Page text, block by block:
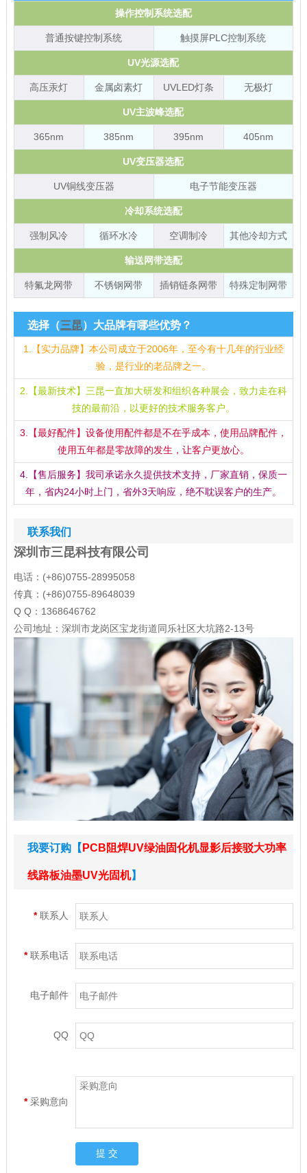
操作控制系统选配
普通按键控制系统 触摸屏PLC控制系统
UV光源选配
高压汞灯 金属卤素灯 UVLED灯条 无极灯
UV主波峰选配
365nm 385nm 395nm 405nm
UV变压器选配
UV铜线变压器 电子节能变压器
冷却系统选配
强制风冷 循环水冷 空调制冷 其他冷却方式
输送网带选配
特氟龙网带 不锈钢网带 插销链条网带 特殊定制网带
选择（三昆）大品牌有哪些优势？
1.【实力品牌】本公司成立于2006年，至今有十几年的行业经
验，是行业的老品牌之一。
2.【最新技术】三昆一直加大研发和组织各种展会，致力走在科
技的最前沿，以更好的技术服务客户。
3.【最好配件】设备使用配件都是不在乎成本，使用品牌配件，
使用五年都是零故障的发生，让客户更放心。
4.【售后服务】我司承诺永久提供技术支持，厂家直销，保质一
年，省内24小时上门，省外3天响应，绝不耽误客户的生产。
联系我们
深圳市三昆科技有限公司
电话：(+86)0755-28995058
传真：(+86)0755-89648039
Q Q：1368646762
公司地址：深圳市龙岗区宝龙街道同乐社区大坑路2-13号
我要订购【 PCB阻焊UV绿油固化机显影后接驳大功率
线路板油墨UV光固机】
*联系人
*联系电话
电子邮件
QQ
*采购意向